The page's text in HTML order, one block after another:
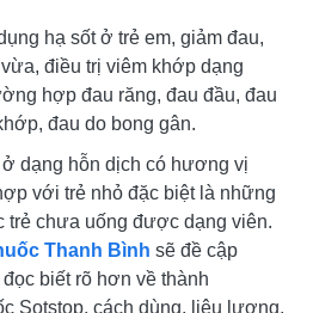
hạ sốt ở trẻ em, giảm đau,
điều trị viêm khớp dạng
hợp đau răng, đau đầu, đau
đau do bong gân.
dạng hỗn dịch có hương vị
với trẻ nhỏ đặc biệt là những
trẻ chưa uống được dạng viên.
Thanh Bình sẽ đề cập
biết rõ hơn về thành
Sotstop, cách dùng, liệu lượng,